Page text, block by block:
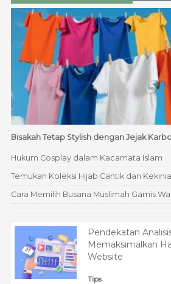
Bisakah Tetap Stylish dengan Jejak
Hukum Cosplay dalam Kacamata Islam
Temukan Koleksi Hijab Cantik dan
Cara Memilih Busana Muslimah Gamis
Pendekatan
Memaksimalkan
Website
Tips